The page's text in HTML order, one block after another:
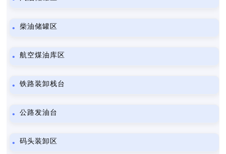
柴油储罐区
航空煤油库区
铁路装卸栈台
公路发油台
码头装卸区